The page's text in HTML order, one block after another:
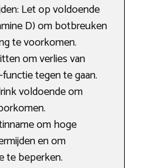
Let op voldoende
D) om botbreuken
te voorkomen.
om verlies van
tegen te gaan.
voldoende om
om hoge
en om
te beperken.